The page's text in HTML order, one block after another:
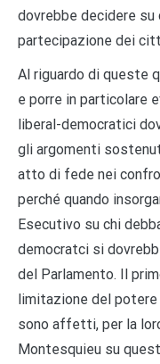
dovrebbe decidere
partecipazione dei
Al riguardo di queste
e porre in particolare
liberal-democratici
gli argomenti
atto di fede nei
perché quando
Esecutivo su chi
democratci si
del Parlamento. Il
limitazione del potere
sono affetti, per la
Montesquieu su